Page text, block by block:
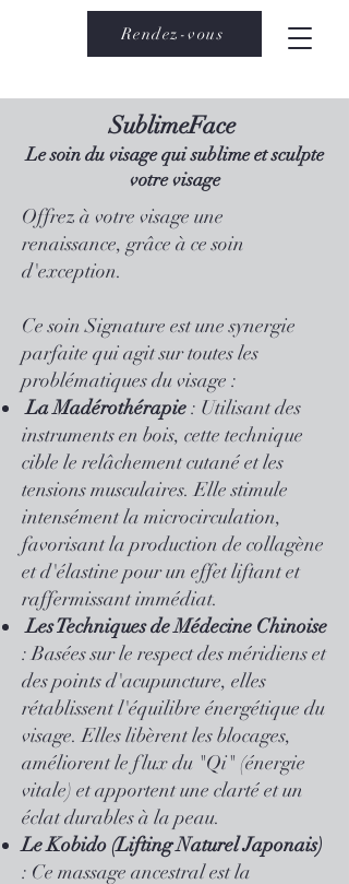
Rendez-vous
SublimeFace
Le soin du visage qui sublime et sculpte
votre visage
Offrez à votre visage une
renaissance, grâce à ce soin
d'exception.
Ce soin Signature est une synergie
parfaite qui agit sur toutes les
problématiques du visage :
La Madérothérapie: Utilisant des
instruments en bois, cette technique
cible le relâchement cutané et les
tensions musculaires. Elle stimule
intensément la microcirculation,
favorisant la production de collagène
et d'élastine pour un effet liftant et
raffermissant immédiat.
Les Techniques de Médecine Chinoise
: Basées sur le respect des méridiens et
des points d'acupuncture, elles
rétablissent l'équilibre énergétique du
visage. Elles libèrent les blocages,
améliorent le flux du "Qi" (énergie
vitale) et apportent une clarté et un
éclat durables à la peau.
Le Kobido (Lifting Naturel Japonais)
: Ce massage ancestral est la